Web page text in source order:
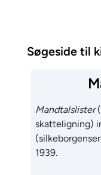
Søgeside til
Mandtalslister
skatteligning)
1939.